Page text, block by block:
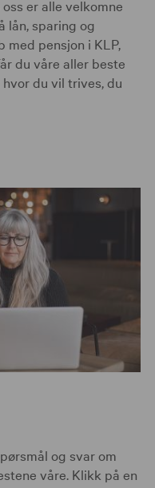
er alle velkomne
lån, sparing og
med pensjon i KLP,
du våre aller beste
du vil trives, du
og svar om
våre. Klikk på en